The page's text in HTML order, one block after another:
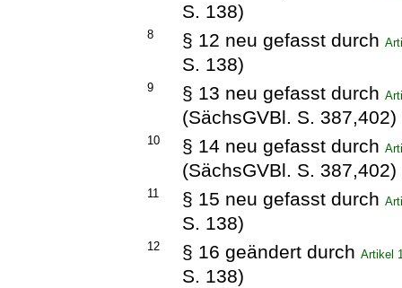
S. 138)
8 § 12 neu gefasst durch
S. 138)
9 § 13 neu gefasst durch
(SächsGVBl. S. 387,402)
10 § 14 neu gefasst durch
(SächsGVBl. S. 387,402)
11 § 15 neu gefasst durch
S. 138)
12 § 16 geändert durchArtikel
S. 138)